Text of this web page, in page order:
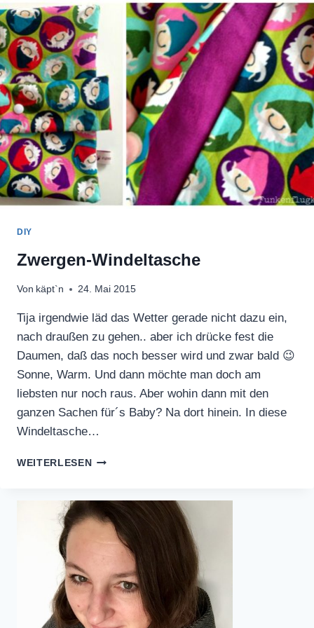
DIY
Zwergen-Windeltasche
Von käpt`n 24. Mai 2015
Tija irgendwie läd das Wetter gerade nicht dazu ein,
nach draußen zu gehen.. aber ich drücke fest die
Daumen, daß das noch besser wird und zwar bald 😉
Sonne, Warm. Und dann möchte man doch am
liebsten nur noch raus. Aber wohin dann mit den
ganzen Sachen für´s Baby? Na dort hinein. In diese
Windeltasche…
WEITERLESENZWERGEN-